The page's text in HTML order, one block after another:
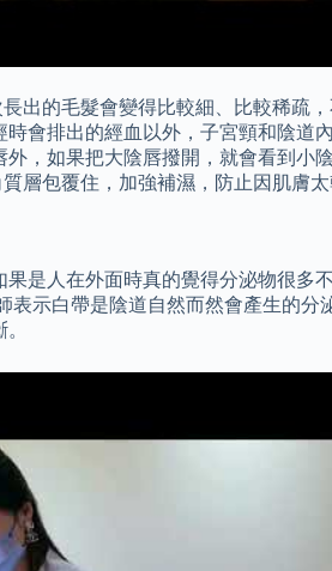
出的毛髮會變得比較細、比較稀疏
會排出的經血以外，子宮頸和陰道
，如果把大陰唇撥開，就會看到小
層包覆住，加強補濕，防止因肌膚太
是人在外面時真的覺得分泌物很多
示白帶是陰道自然而然會產生的